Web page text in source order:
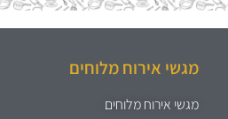
מגשי אירוח מלוחים
מגשי אירוח מלוחים